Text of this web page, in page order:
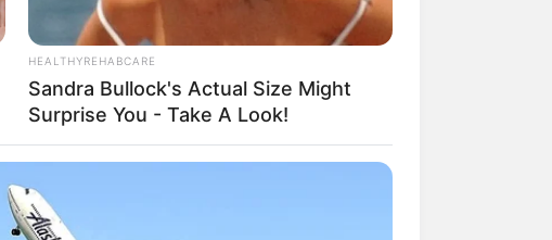
Tampil Lebih Modern, 7 Potret
Hasil Renovasi Rumah Berusia
HEALTHYREHABCARE
Sandra Bullock's Actual Size Might
Surprise You - Take A Look!